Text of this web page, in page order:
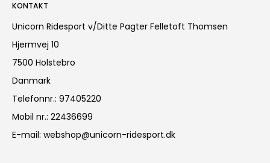
KONTAKT
Unicorn Ridesport v/Ditte Pagter Felletoft Thomsen
Hjermvej 10
7500 Holstebro
Danmark
Telefonnr.: 97405220
Mobil nr.: 22436699
E-mail: webshop@unicorn-ridesport.dk